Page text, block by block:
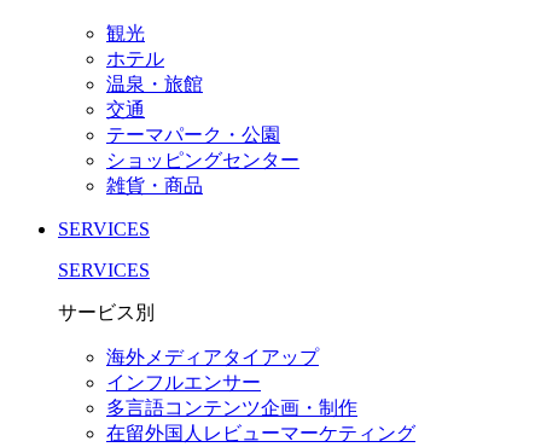
観光
ホテル
温泉・旅館
交通
テーマパーク・公園
ショッピングセンター
雑貨・商品
SERVICES
SERVICES
サービス別
海外メディアタイアップ
インフルエンサー
多言語コンテンツ企画・制作
在留外国⼈レビューマーケティング